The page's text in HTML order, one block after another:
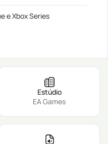
e Xbox Series
Estúdio
EA Games